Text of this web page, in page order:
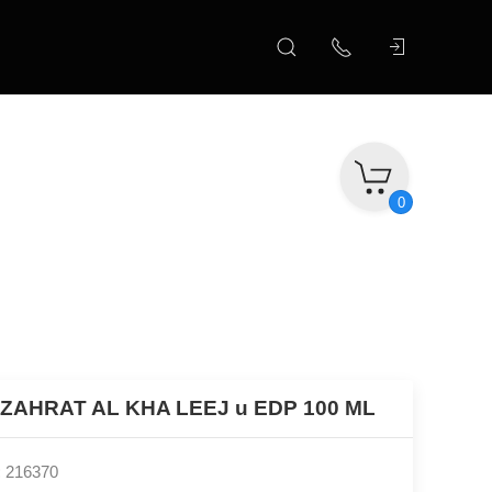
0
AL KHA LEEJ u EDP 100 ML
216370